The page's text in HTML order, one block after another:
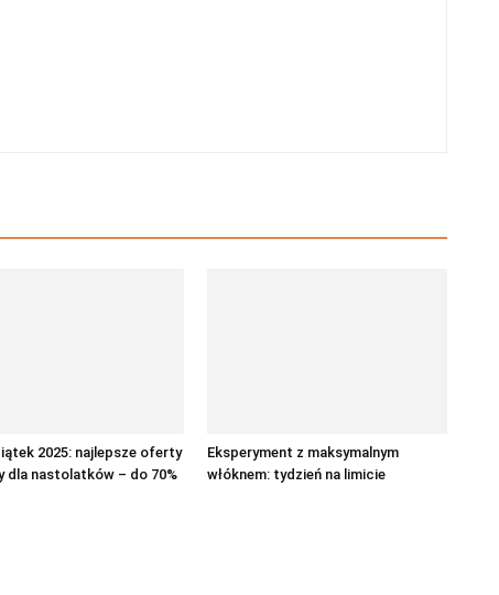
2025: najlepsze oferty
dla nastolatków – do 70%
Eksperyment z maksymalnym
włóknem: tydzień na limicie